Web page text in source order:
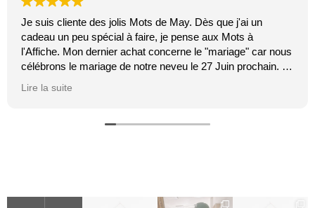
Je suis cliente des jolis Mots de May. Dès que j'ai un
cadeau un peu spécial à faire, je pense aux Mots à
l'Affiche. Mon dernier achat concerne le "mariage" car nous
célébrons le mariage de notre neveu le 27 Juin prochain. Je
Lire la suite